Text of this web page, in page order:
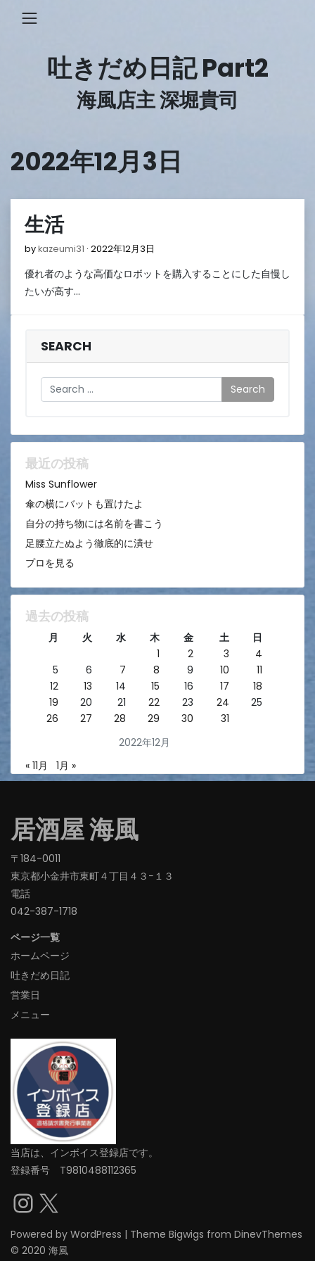
吐きだめ日記 Part2
海風店主 深堀貴司
2022年12月3日
生活
bykazeumi31 2022年12月3日
12
優れ者のような高価なロボットを購入することにした自慢し
たいが高す…
SEARCH
Search
最近の投稿
Miss Sunflower
傘の横にバットも置けたよ
自分の持ち物には名前を書こう
足腰立たぬよう徹底的に潰せ
プロを見る
過去の投稿
2022年12月
月 火 水 木 金 土
日
1
2 3
4
5
6 7 8 9 10
11
12
13 14 15 16 17
18
19
20 21 22 23 24
25
26
27 28 29 30 31
« 11月 1月 »
居酒屋 海風
〒184-0011
東京都小金井市東町４丁目４３−１３
電話
042-387-1718‬
ページ一覧
ホームページ
吐きだめ日記
営業日
メニュー
当店は、インボイス登録店です。
登録番号 T9810488112365
Instagram
X
Powered by WordPress | Theme Bigwigs from DinevThemes
© 2020 海風